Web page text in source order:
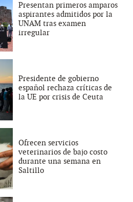
Presentan primeros amparos
aspirantes admitidos por la
UNAM tras examen
irregular
Presidente de gobierno
español rechaza críticas de
la UE por crisis de Ceuta
Ofrecen servicios
veterinarios de bajo costo
durante una semana en
Saltillo